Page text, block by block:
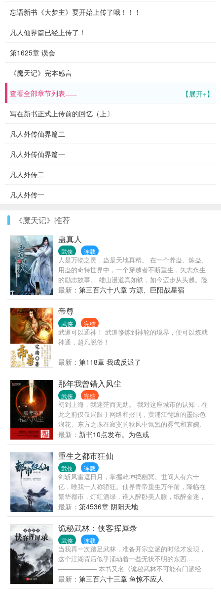
忘语新书《大梦主》要开始上传了哦！！！
凡人仙界篇已经上传了！
第1625章 误会
《魔天记》完本感言
【展开+】
查看全部章节列表......
写在新书正式上传前的回忆（上〕
凡人外传仙界篇二
凡人外传仙界篇一
凡人外传二
凡人外传一
《魔天记》推荐
蛊真人
武侠 连载
人是万物之灵，蛊是天地真精。 在一个养蛊、炼蛊、
用蛊的奇特世界中，一个穿越者不断重生，矢志永生
的励志故事。 雄山漫道真如铁，如今迈步从头越。险
就一身乾坤精，我心依旧望苍天！ 蛊真人活动主群.蛊
界：722747201。 蛊真人黑天群：497266624。 蛊真
人白天群：336936326。 《蛊真人》vip群：
250906315。
最新： 第三百六十八章 方源、巨阳战星宿
帝尊
武侠 完结
武道可以通神！ 武道修炼到神轮的境界，便可以炼就
神通，超凡脱俗！
最新： 第118章 我成反派了
那年我曾错入风尘
武侠 完结
初到上海，我迷茫而无助。 我对这座城市的认知，在
此之前仅仅局限于网络和报刊，黄浦江翻滚的墨绿色
浪花、东方之珠在寂寞的秋风中氤氲的雾气和哀婉、
外滩宽阔的柏油路与带着风声穿梭而过的地铁，大街
上琳琅满目的橱窗和那些花枝招展的女子。 但我从没
想过，浮城里兵荒马乱爱恨嗔痴，却埋葬了我此生最
炙热的情事。 此后很多人问过我，在上海那么多年，
有没有纸醉金迷到忘了今夕何年。 我说有。 我曾在最
风花雪月的日子里，赔尽了最好的年华，去深爱一个
不可能的男人。
最新： 新书10点发布。为色戒
重生之都市狂仙
武侠 连载
剑斩风雷遮日月，掌握乾坤捣幽冥。世间人有六十
亿，唯我一人称骄狂。仙界青帝重生万年前，降临在
繁华都市，灯红酒绿，谁人醉卧美人膝，纸醉金迷，
谁人醒掌杀人剑。世人笑我猖，世人笑我狂，你且
看，万古之后的天地，世人几经轮回，而我，依然在
那，高高在上，俯视众生。
最新： 第4536章 阴阳天地
诡秘武林：侠客挥犀录
武侠 连载
当我再一次踏足武林，准备开宗立派的时候才发现，
这个江湖背后似乎涌动着一些无状不明的东西……
—————— 本书又名《诡秘武林不可能有门派经
营》和《我在武林克苏鲁》
最新： 第三百六十三章 鱼惊不应人